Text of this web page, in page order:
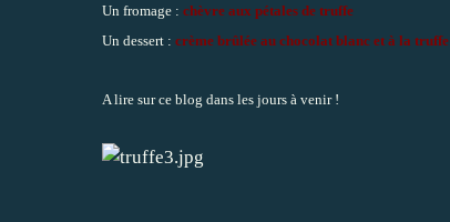
Un fromage : chèvre aux pétales de truffe
Un dessert : crème brûlée au chocolat blanc et à la truffe
A lire sur ce blog dans les jours à venir !